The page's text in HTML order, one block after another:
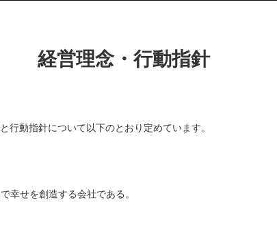
経営理念・行動指針
行動指針について以下のとおり定めています。
幸せを創造する会社である。